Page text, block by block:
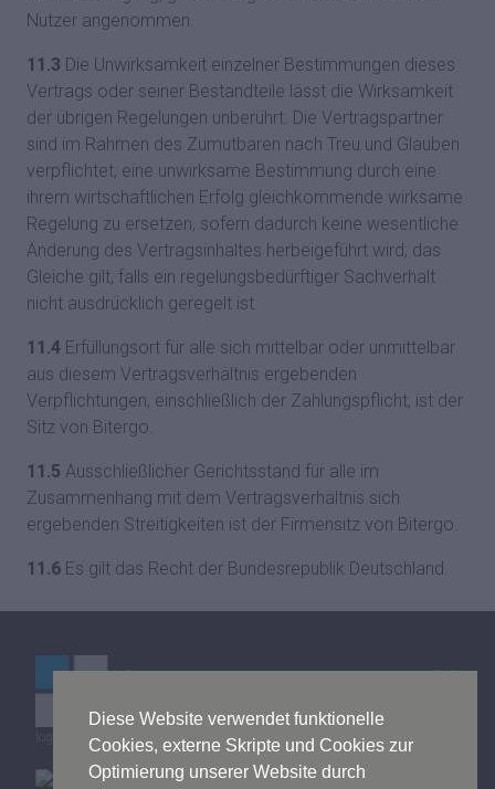
Diese Website verwendet funktionelle
Cookies, externe Skripte und Cookies zur
Optimierung unserer Website durch
Nutzer angenommen.
11.3 Die Unwirksamkeit einzelner Bestimmungen dieses
Vertrags oder seiner Bestandteile lässt die Wirksamkeit
der übrigen Regelungen unberührt. Die Vertragspartner
sind im Rahmen des Zumutbaren nach Treu und Glauben
verpflichtet, eine unwirksame Bestimmung durch eine
ihrem wirtschaftlichen Erfolg gleichkommende wirksame
Regelung zu ersetzen, sofern dadurch keine wesentliche
Änderung des Vertragsinhaltes herbeigeführt wird; das
Gleiche gilt, falls ein regelungsbedürftiger Sachverhalt
nicht ausdrücklich geregelt ist.
11.4 Erfüllungsort für alle sich mittelbar oder unmittelbar
aus diesem Vertragsverhältnis ergebenden
Verpflichtungen, einschließlich der Zahlungspflicht, ist der
Sitz von Bitergo.
11.5 Ausschließlicher Gerichtsstand für alle im
Zusammenhang mit dem Vertragsverhältnis sich
ergebenden Streitigkeiten ist der Firmensitz von Bitergo.
11.6 Es gilt das Recht der Bundesrepublik Deutschland.
logistics mall © by Bitergo GmbH